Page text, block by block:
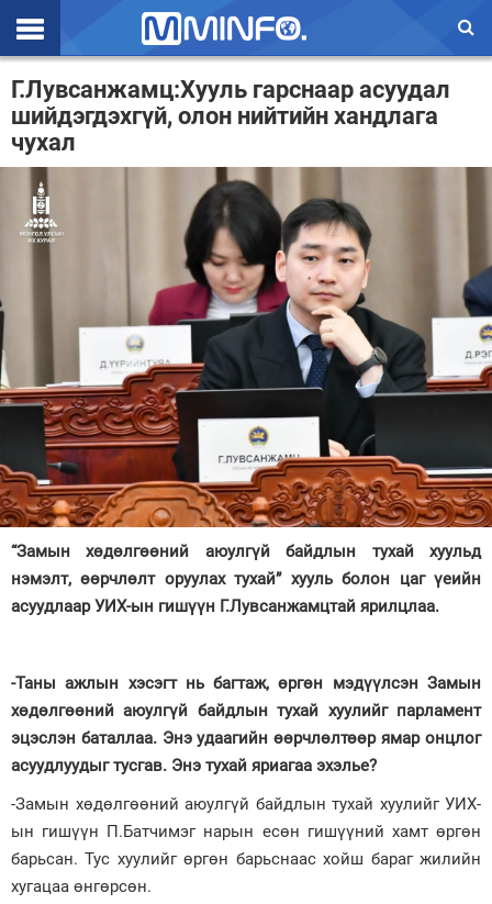
Эхлэл
Цаг агаар
Валют ханш
Улс төр
Нийгэм
Дэлхий
Энтертайнмэнт
Зурхай
Г.Лувсанжамц:Хууль гарснаар асуудал
шийдэгдэхгүй, олон нийтийн хандлага
чухал
“Замын хөдөлгөөний аюулгүй байдлын тухай хуульд
нэмэлт, өөрчлөлт оруулах тухай” хууль болон цаг үеийн
асуудлаар УИХ-ын гишүүн Г.Лувсанжамцтай ярилцлаа.
-Таны ажлын хэсэгт нь багтаж, өргөн мэдүүлсэн Замын
хөдөлгөөний аюулгүй байдлын тухай хуулийг парламент
эцэслэн баталлаа. Энэ удаагийн өөрчлөлтөөр ямар онцлог
асуудлуудыг тусгав. Энэ тухай яриагаа эхэлье?
-Замын хөдөлгөөний аюулгүй байдлын тухай хуулийг УИХ-
ын гишүүн П.Батчимэг нарын есөн гишүүний хамт өргөн
барьсан. Тус хуулийг өргөн барьснаас хойш бараг жилийн
хугацаа өнгөрсөн.